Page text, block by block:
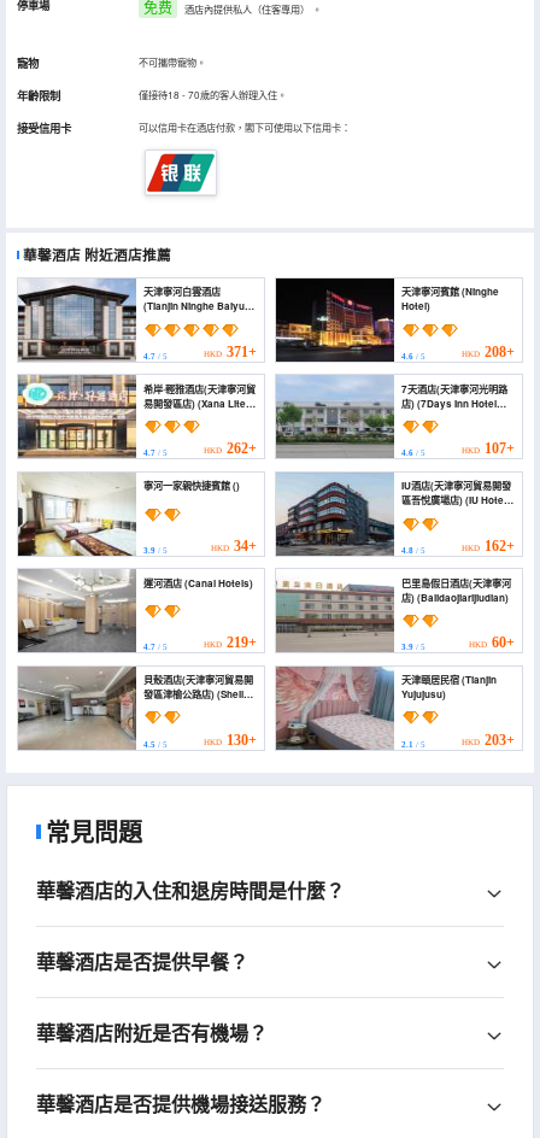
停車場 免费 酒店內提供私人（住客專用） 。
寵物 不可攜帶寵物。
年齡限制 僅接待18 - 70歲的客人辦理入住。
接受信用卡 可以信用卡在酒店付款，閣下可使用以下信用卡：
華馨酒店 附近酒店推薦
天津寧河白雲酒店
(Tianjin Ninghe Baiyun
4.7 / 5 HKD 371+
天津寧河賓館 (Ninghe
Hotel)
4.6/ 5 HKD 208+
希岸·輕雅酒店(天津寧河貿
易開發區店) (Xana Lite
Hotel (Tianjin Trade
Development Zone))
4.7 / 5 HKD 262+
7天酒店(天津寧河光明路
店) (7Days Inn Hotel
(Tianjin Ninghe
Guangming Road))
4.6/ 5 HKD 107+
寧河一家親快捷賓館 ()
3.9 / 5 HKD 34+
IU酒店(天津寧河貿易開發
區吾悅廣場店) (IU Hotel
Development Zone
Wuyue Plaza))
4.8/ 5 HKD 162+
運河酒店 (Canal Hotels)
4.7 / 5 HKD 219+
巴里島假日酒店(天津寧河
店) (Balidaojiarijiudian)
3.9/ 5 HKD 60+
貝殼酒店(天津寧河貿易開
發區津榆公路店) (Shell
Hotel (Tianjin Ninghe
Trade Development
Zone Jinyu Highway))
4.5 / 5 HKD 130+
天津頤居民宿 (Tianjin
Yujujusu)
2.1/ 5 HKD 203+
常見問題
華馨酒店的入住和退房時間是什麼？
華馨酒店是否提供早餐？
華馨酒店附近是否有機場？
華馨酒店是否提供機場接送服務？